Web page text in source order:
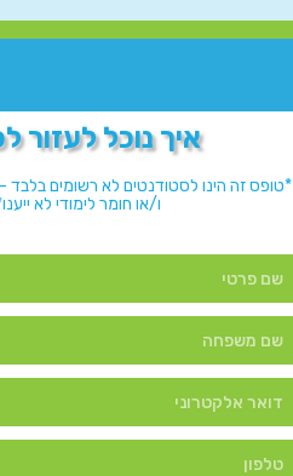
איך נוכל לעזור
*טופס זה הינו לסטודנטים לא רשומים בלבד
ו/או חומר לימודי לא